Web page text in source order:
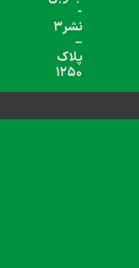
های اجتماعی دنبال کنید